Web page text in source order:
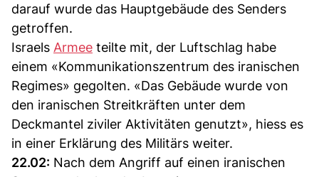
darauf wurde das Hauptgebäude des Senders
getroffen.
Israels Armee teilte mit, der Luftschlag habe
einem «Kommunikationszentrum des iranischen
Regimes» gegolten. «Das Gebäude wurde von
den iranischen Streitkräften unter dem
Deckmantel ziviler Aktivitäten genutzt», hiess es
in einer Erklärung des Militärs weiter.
22.02: Nach dem Angriff auf einen iranischen